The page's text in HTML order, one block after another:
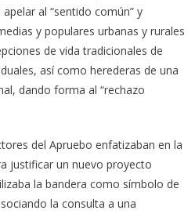
al “sentido común” y
y populares urbanas y rurales
de vida tradicionales de
así como herederas de una
dando forma al “rechazo
del Apruebo enfatizaban en la
justificar un nuevo proyecto
la bandera como símbolo de
la consulta a una